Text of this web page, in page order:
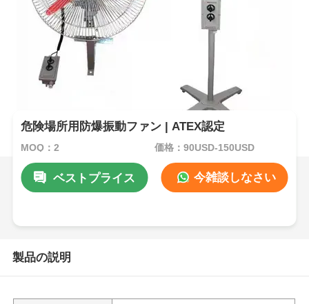
危険場所用防爆振動ファン | ATEX認定
MOQ：2 価格：90USD-150USD
ベストプライス 今雑談しなさい
製品の説明